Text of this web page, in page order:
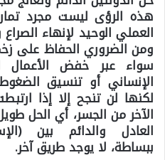
هذه الرؤى ليست مجرد
العملي الوحيد لإنهاء
ومن الضروري الحفاظ على
سواء عبر خفض الأعمال
الإنساني أو تنسيق
لكنها لن تنجح إلا إذا
الآخر من الجسر، أي الحل
العادل والدائم بين
ببساطة، لا يوجد طريق آخر.